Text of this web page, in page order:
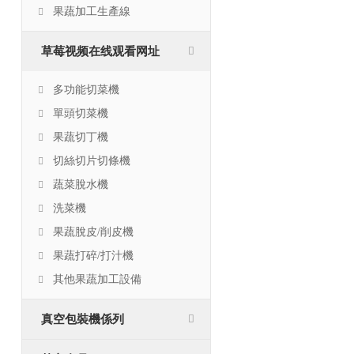
果蔬加工生產線
草莓视频在线观看网址
多功能切菜機
單頭切菜機
果蔬切丁機
切絲切片切條機
蔬菜脫水機
洗菜機
果蔬脫皮/削皮機
果蔬打碎/打汁機
其他果蔬加工設備
真空包裝機係列